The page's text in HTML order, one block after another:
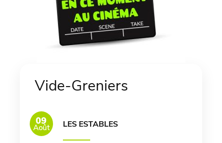
Vide-Greniers
09
Août LES ESTABLES